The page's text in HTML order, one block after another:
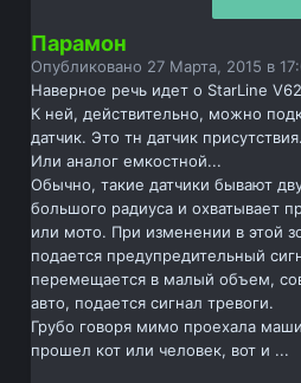
Парамон
Опубликовано 27 Марта, 2015 в
Наверное речь идет о StarLine
К ней, действительно, можно
датчик. Это тн датчик
Или аналог емкостной...
Обычно, такие датчики бывают
большого радиуса и охватывает
или мото. При изменении в этой
подается предупредительный
перемещается в малый объем,
авто, подается сигнал тревоги.
Грубо говоря мимо проехала
прошел кот или человек, вот и ...